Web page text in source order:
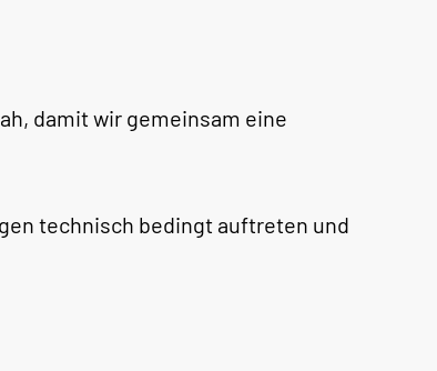
damit wir gemeinsam eine
technisch bedingt auftreten und